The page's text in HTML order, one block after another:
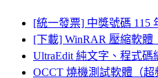
[統一發票] 中獎號碼 115
[下載] WinRAR 壓縮軟體
UltraEdit 純文字、程式碼
OCCT 燒機測試軟體（超